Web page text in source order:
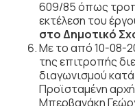
609/85 όπως
εκτέλεση του
στο Δημοτικό
Με το από 10-08-
της επιτροπής
διαγωνισμού
Προϊσταμένη
Μπερβανάκη